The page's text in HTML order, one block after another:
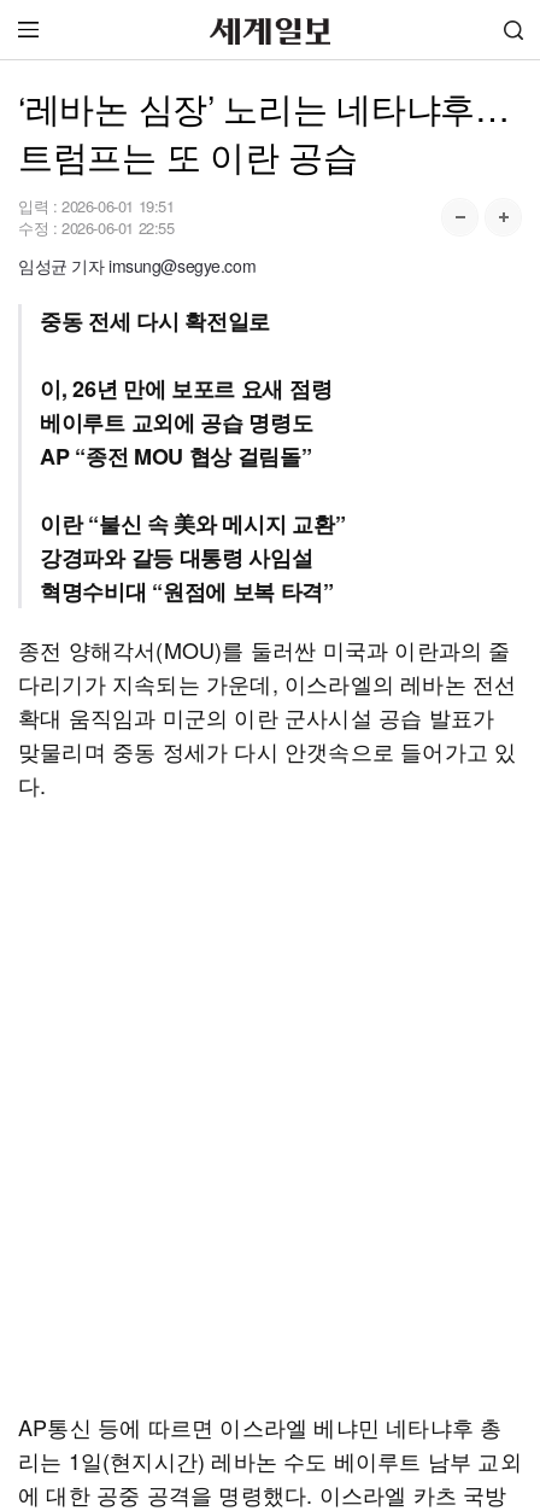
‘레바논 심장’ 노리는 네타냐후…
트럼프는 또 이란 공습
입력 : 2026-06-01 19:51
수정 : 2026-06-01 22:55
임성균 기자 imsung@segye.com
중동 전세 다시 확전일로
이, 26년 만에 보포르 요새 점령
베이루트 교외에 공습 명령도
AP “종전 MOU 협상 걸림돌”
이란 “불신 속 美와 메시지 교환”
강경파와 갈등 대통령 사임설
혁명수비대 “원점에 보복 타격”
종전 양해각서(MOU)를 둘러싼 미국과 이란과의 줄
다리기가 지속되는 가운데, 이스라엘의 레바논 전선
확대 움직임과 미군의 이란 군사시설 공습 발표가
맞물리며 중동 정세가 다시 안갯속으로 들어가고 있
다.
AP통신 등에 따르면 이스라엘 베냐민 네타냐후 총
리는 1일(현지시간) 레바논 수도 베이루트 남부 교외
에 대한 공중 공격을 명령했다. 이스라엘 카츠 국방